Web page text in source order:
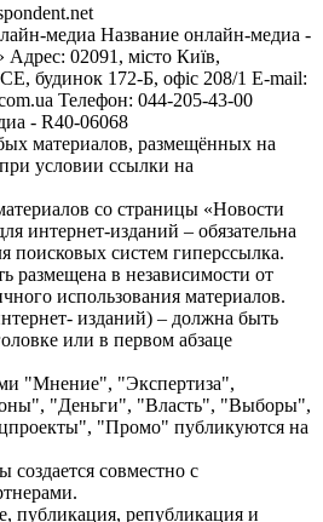
медиа Название онлайн-медиа -
Адрес: 02091, місто Київ,
172-Б, офіс 208/1 E-mail:
Телефон: 044-205-43-00
- R40-06068
материалов, размещённых на
условии ссылки на
со страницы «Новости
интернет-изданий – обязательна
поисковых систем гиперссылка.
размещена в независимости от
использования материалов.
изданий) – должна быть
или в первом абзаце
"Мнение", "Экспертиза",
"Деньги", "Власть", "Выборы",
"Промо" публикуются на
создается совместно с
публикация, републикация и